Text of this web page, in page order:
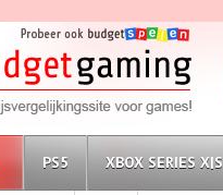
PS5 XBOX SERIES X|S